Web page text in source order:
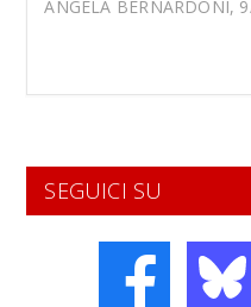
ANGELA BERNARDONI,
SEGUICI SU